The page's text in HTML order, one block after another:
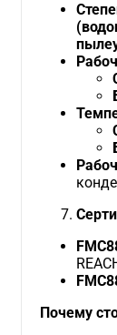
Почему